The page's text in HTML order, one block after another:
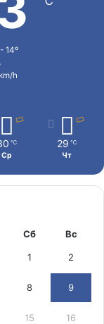
14º
h
℃
Ср
29 ℃
Чт
Сб Вс
1 2
8 9
15 16